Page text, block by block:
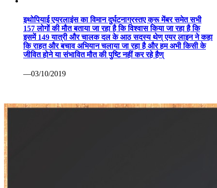
इथोपियाई एयरलाइंस का विमान दुर्घटनाग्रस्तए क्रू मेंबर समेत सभी
157 लोगों की मौत बताया जा रहा है कि विश्वास किया जा रहा है कि
इसमें 149 यात्री और चालक दल के आठ सदस्य थेण् एयर लाइन ने कहा
कि राहत और बचाव अभियान चलाया जा रहा है और हम अभी किसी के
जीवित होने या संभावित मौत की पुष्टि नहीं कर रहे हैण्
—03/10/2019